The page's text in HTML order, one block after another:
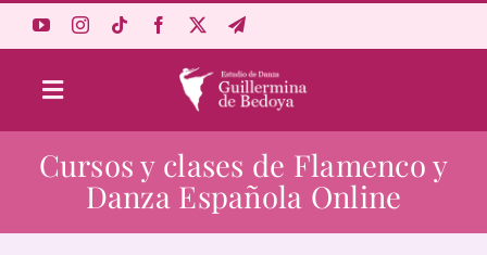
Toggle
Navigation
Aprende Online
Estudio
Cursos y clases de Flamenco y
Danza Española Online